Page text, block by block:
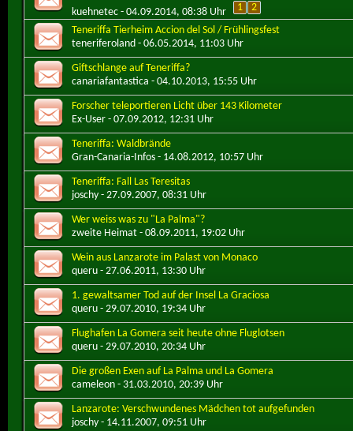
kuehnetec - 04.09.2014, 08:38 Uhr 1
2
Teneriffa Tierheim Accion del Sol / Frühlingsfest
teneriferoland - 06.05.2014, 11:03 Uhr
Giftschlange auf Teneriffa?
canariafantastica - 04.10.2013, 15:55 Uhr
Forscher teleportieren Licht über 143 Kilometer
Ex-User - 07.09.2012, 12:31 Uhr
Teneriffa: Waldbrände
Gran-Canaria-Infos - 14.08.2012, 10:57 Uhr
Teneriffa: Fall Las Teresitas
joschy - 27.09.2007, 08:31 Uhr
Wer weiss was zu "La Palma"?
zweite Heimat - 08.09.2011, 19:02 Uhr
Wein aus Lanzarote im Palast von Monaco
queru - 27.06.2011, 13:30 Uhr
1. gewaltsamer Tod auf der Insel La Graciosa
queru - 29.07.2010, 19:34 Uhr
Flughafen La Gomera seit heute ohne Fluglotsen
queru - 29.07.2010, 20:34 Uhr
Die großen Exen auf La Palma und La Gomera
cameleon - 31.03.2010, 20:39 Uhr
Lanzarote: Verschwundenes Mädchen tot aufgefunden
joschy - 14.11.2007, 09:51 Uhr